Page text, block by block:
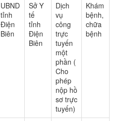
UBND
tỉnh
Điện
Biên
Sở Y
tế
tỉnh
Điện
Biên
Dịch
vụ
công
trực
tuyến
một
phần (
Cho
phép
nộp hồ
sơ trực
tuyến)
Khám
bệnh,
chữa
bệnh